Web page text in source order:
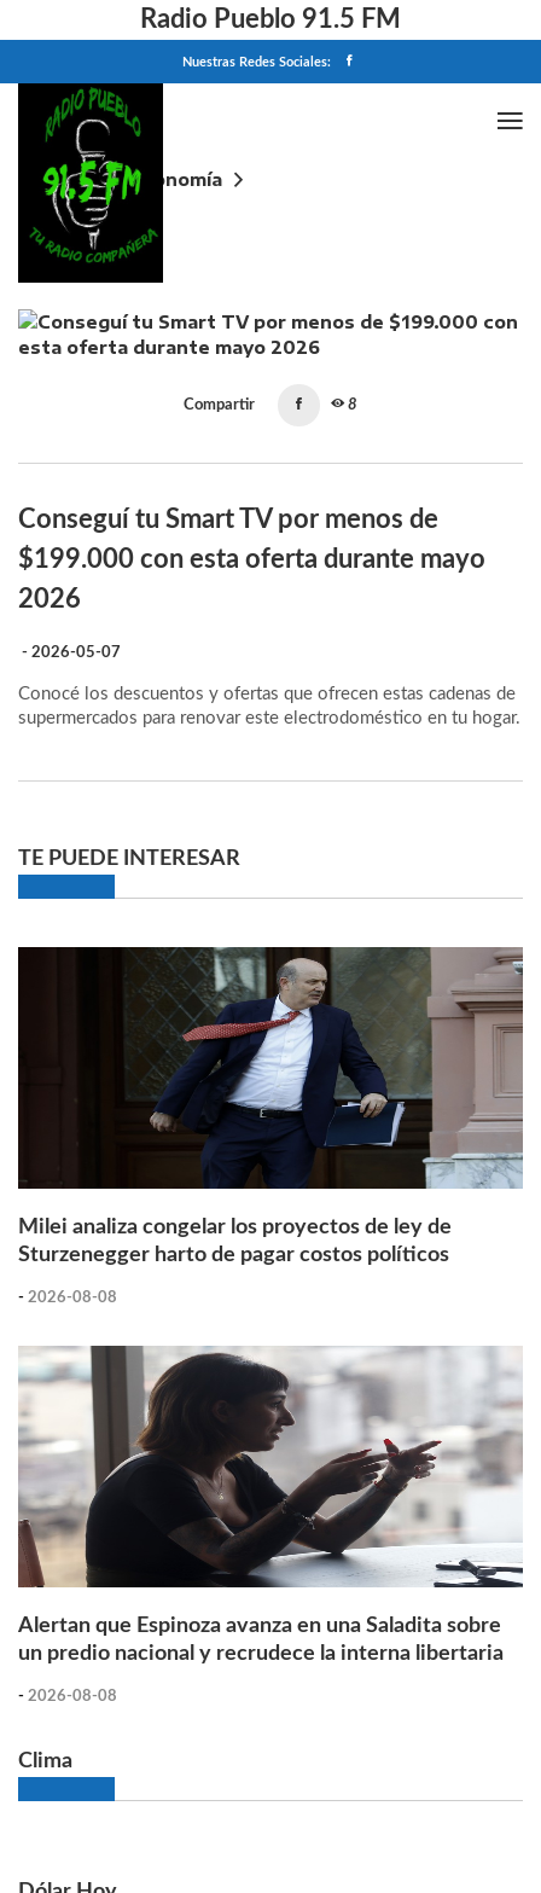
Radio Pueblo 91.5 FM
Nuestras Redes Sociales:
Home
Economía
Conseguí tu Smart TV por menos de $199.000 con
esta oferta durante mayo 2026
Compartir 8
Conseguí tu Smart TV por menos de
$199.000 con esta oferta durante mayo
2026
- 2026-05-07
Conocé los descuentos y ofertas que ofrecen estas cadenas de
supermercados para renovar este electrodoméstico en tu hogar.
TE PUEDE INTERESAR
Milei analiza congelar los proyectos de ley de
Sturzenegger harto de pagar costos políticos
- 2026-08-08
Alertan que Espinoza avanza en una Saladita sobre
un predio nacional y recrudece la interna libertaria
- 2026-08-08
Clima